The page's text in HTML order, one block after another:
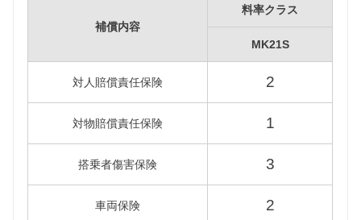
車検代行料金、一般消耗品の交換費用などを含め車
自賠責
パレットは軽自動車ですので、自賠責の金額は
10,570円となります。
燃料代
燃料と想定実燃費をもとに燃料代を算出していま
補償内容
料率クラス
MK21S
対人賠償責任保険 2
対物賠償責任保険 1
搭乗者傷害保険 3
車両保険 2